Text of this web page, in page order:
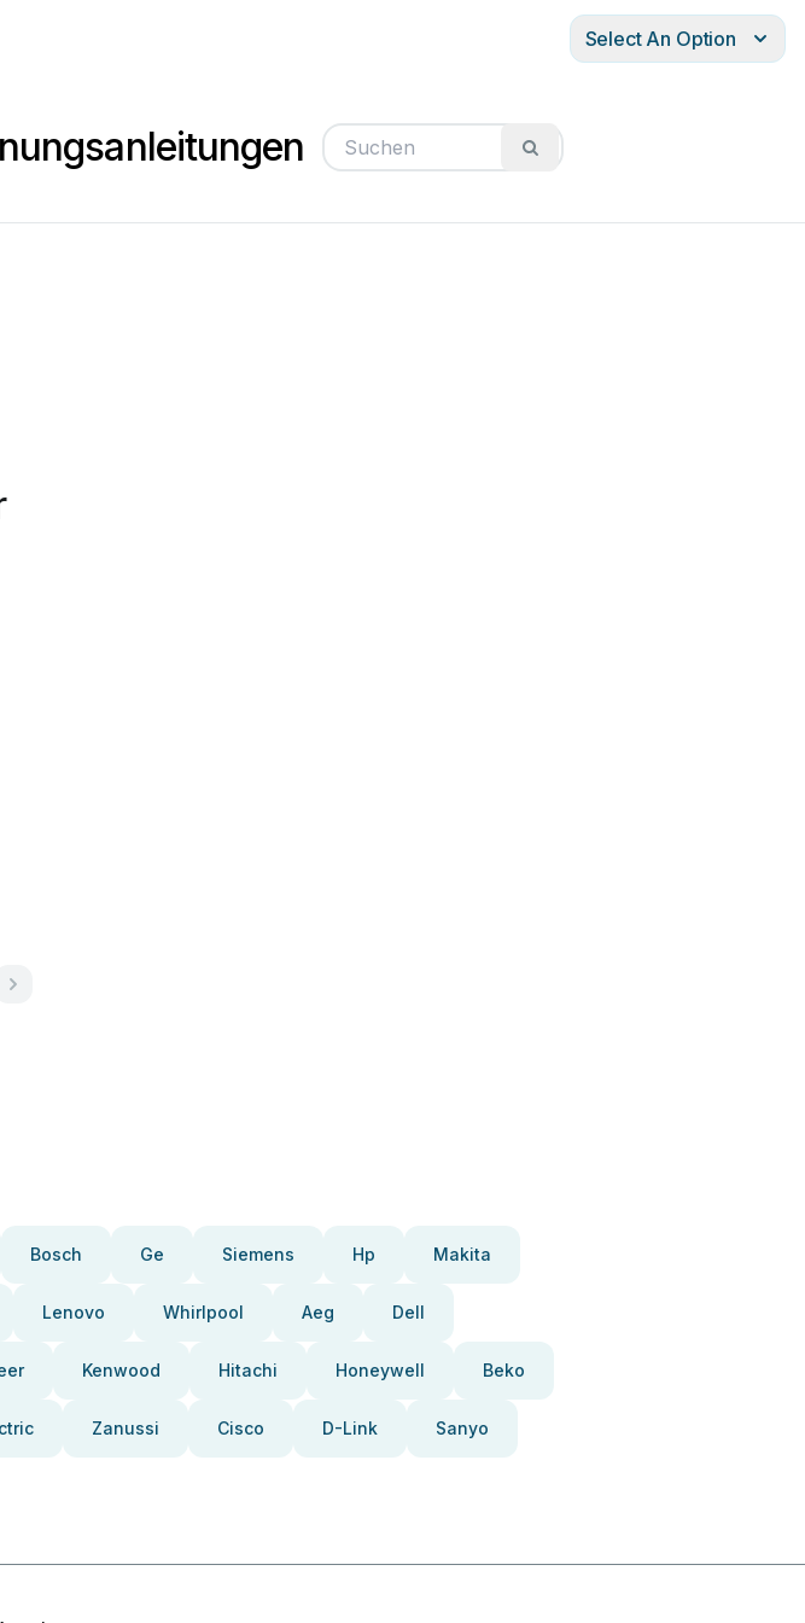
Select An Option
Bosch Ge Siemens Hp Makita
Lenovo Whirlpool Aeg Dell
Kenwood Hitachi Honeywell Beko
Zanussi Cisco D-Link Sanyo